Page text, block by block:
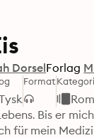
DorselForlag
FormatKategori
Bis er
für mein